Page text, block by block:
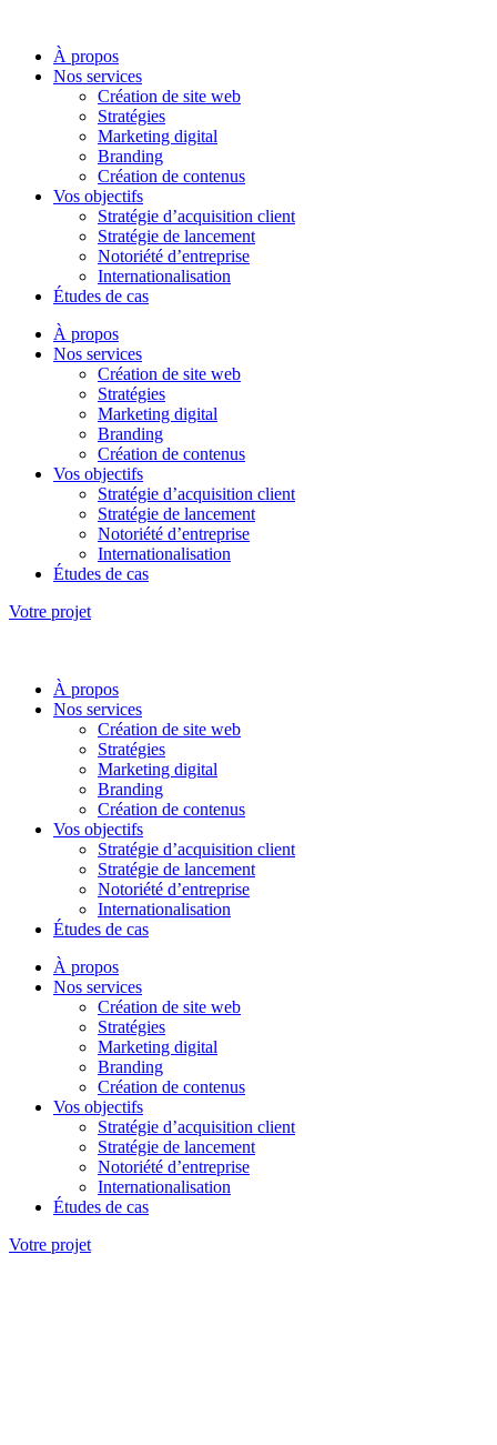
contenuÀ propos
Nos services
Création de site web
Stratégies
Marketing digital
Branding
Création de contenus
Vos objectifs
Stratégie d’acquisition client
Stratégie de lancement
Notoriété d’entreprise
Internationalisation
Études de cas
À propos
Nos services
Création de site web
Stratégies
Marketing digital
Branding
Création de contenus
Vos objectifs
Stratégie d’acquisition client
Stratégie de lancement
Notoriété d’entreprise
Internationalisation
Études de cas
Votre projet
À propos
Nos services
Création de site web
Stratégies
Marketing digital
Branding
Création de contenus
Vos objectifs
Stratégie d’acquisition client
Stratégie de lancement
Notoriété d’entreprise
Internationalisation
Études de cas
À propos
Nos services
Création de site web
Stratégies
Marketing digital
Branding
Création de contenus
Vos objectifs
Stratégie d’acquisition client
Stratégie de lancement
Notoriété d’entreprise
Internationalisation
Études de cas
Votre projet